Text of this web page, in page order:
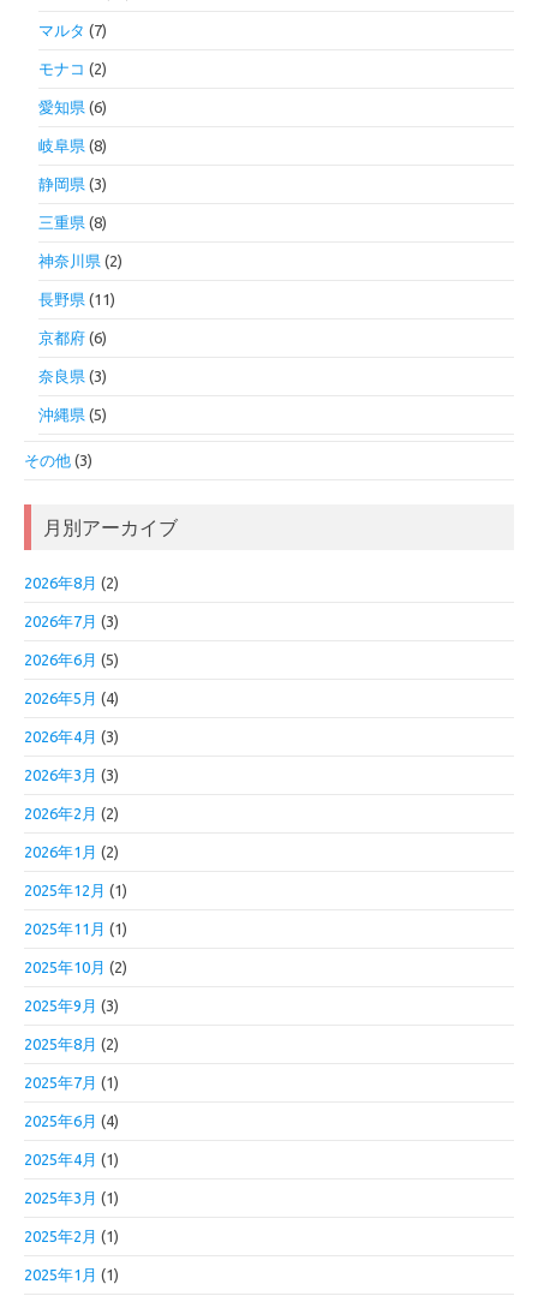
マルタ (7)
モナコ (2)
愛知県 (6)
岐阜県 (8)
静岡県 (3)
三重県 (8)
神奈川県 (2)
長野県 (11)
京都府 (6)
奈良県 (3)
沖縄県 (5)
その他 (3)
月別アーカイブ
2026年8月 (2)
2026年7月 (3)
2026年6月 (5)
2026年5月 (4)
2026年4月 (3)
2026年3月 (3)
2026年2月 (2)
2026年1月 (2)
2025年12月 (1)
2025年11月 (1)
2025年10月 (2)
2025年9月 (3)
2025年8月 (2)
2025年7月 (1)
2025年6月 (4)
2025年4月 (1)
2025年3月 (1)
2025年2月 (1)
2025年1月 (1)